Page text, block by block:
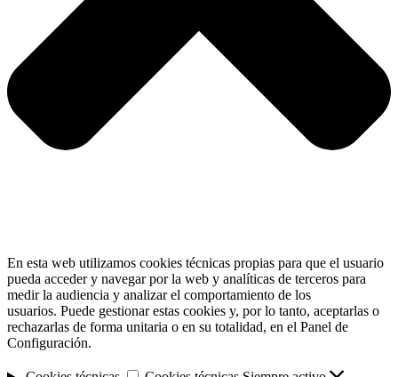
En esta web utilizamos cookies técnicas propias para que el usuario
pueda acceder y navegar por la web y analíticas de terceros para
medir la audiencia y analizar el comportamiento de los
usuarios. Puede gestionar estas cookies y, por lo tanto, aceptarlas o
rechazarlas de forma unitaria o en su totalidad, en el Panel de
Configuración.